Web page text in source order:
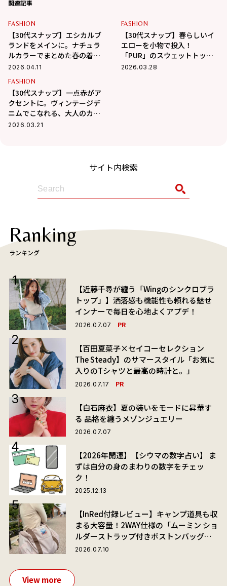
関連記事
FASHION
【30代スナップ】エシカルブ
ランドをメインに。ナチュラ
ルカラーでまとめた春の着こ
なし
2026.04.11
FASHION
【30代スナップ】春らしいイ
エローを小物で投入！
「PUR」のスウェットトップ
スで軽やかに仕上げたコーデ
2026.03.28
FASHION
【30代スナップ】一点赤がア
クセントに。ヴィンテージデ
ニムでこなれる、大人のカジ
ュアルスタイル
2026.03.21
サイト内検索
Ranking
ランキング
【近藤千尋が纏う「Wingのシンクロブラ
トップ」】洒落感も機能性も頼れる魅せ
インナーで毎日を心地よくアプデ！
2026.07.07 PR
【百田夏菜子×セイコーセレクション
The Steady】のサマースタイル「お気に
入りのTシャツと最高の時計と。」
2026.07.17 PR
【白石麻衣】夏の装いをモードに昇華す
る 品格を纏うメゾンジュエリー
2026.07.07
【2026年開運】【シウマの数字占い】 ま
ずは自分の身のまわりの数字をチェッ
ク！
2025.12.13
【InRed付録レビュー】キャンプ道具も収
まる大容量！2WAY仕様の「ムーミン ショ
ルダーストラップ付きボストンバッグ」
が夏旅におすすめな理由
2026.07.10
View more